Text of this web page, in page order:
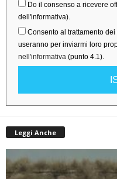
Do il consenso a ricevere
dell'informativa).
Consento al trattamento
useranno per inviarmi loro
nell'informativa (punto 4.1).
Leggi Anche